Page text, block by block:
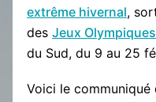
extrême hivernal,
des Jeux
du Sud, du 9 au 25
Voici le communiqué